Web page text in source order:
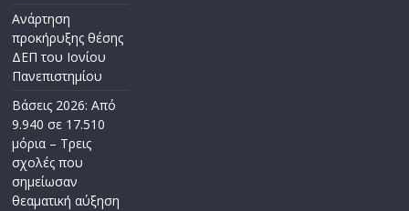
Ανάρτηση
προκήρυξης θέσης
ΔΕΠ του Ιονίου
Πανεπιστημίου
Βάσεις 2026: Από
9.940 σε 17.510
μόρια – Τρεις
σχολές που
σημείωσαν
θεαματική αύξηση